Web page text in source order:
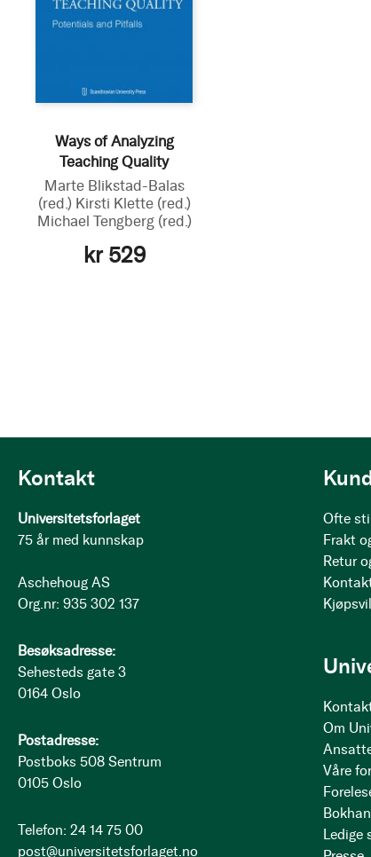
Ways of Analyzing
Teaching Quality
Marte Blikstad-Balas
(red.) Kirsti Klette (red.)
Michael Tengberg (red.)
kr 529
Kontakt
Universitetsforlaget
75 år med kunnskap
Aschehoug AS
Org.nr: 935 302 137
Besøksadresse:
Sehesteds gate 3
0164 Oslo
Postadresse:
Postboks 508 Sentrum
0105 Oslo
Telefon: 24 14 75 00
post@universitetsforlaget.no
Ofte
Frakt
Retur
Om
Våre
Ledige